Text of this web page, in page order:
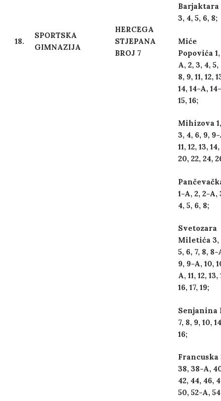
18.
SPORTSKA
GIMNAZIJA
HERCEGA
STJEPANA
BROJ 7
Barjaktara
3, 4, 5, 6, 8;
Miće
Popovića
A, 2, 3, 4, 5,
8, 9, 11, 12,
14, 14-A,
15, 16;
Mihizova
3, 4, 6, 9,
11, 12, 13,
20, 22, 24,
1-A, 2, 2-A,
4, 5, 6, 8;
Svetozara
Miletića 3,
5, 6, 7, 8, 8-
9, 9-A, 10,
A, 11, 12, 13,
16, 17, 19;
Senjanina
7, 8, 9, 10,
16;
Francuska
38, 38-A,
42, 44, 46,
50, 52-A,